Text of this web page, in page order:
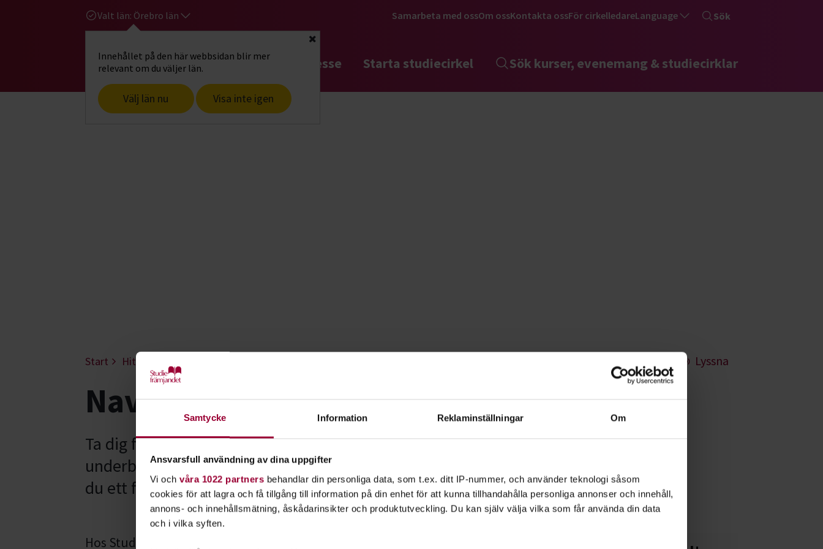
Samtycke Information Reklaminställningar Om
Ansvarsfull användning av dina uppgifter
Vi och våra 1022 partners behandlar din personliga data, som t.ex. ditt IP-nummer, och använder teknologi såsom
cookies för att lagra och få tillgång till information på din enhet för att kunna tillhandahålla personliga annonser och innehåll,
annons- och innehållsmätning, åskådarinsikter och produktutveckling. Du kan själv välja vilka som får använda din data
och i vilka syften.
Valt län: Örebro län
Innehållet på den här webbsidan blir mer
relevant om du väljer län.
Välj län nu Visa inte igen
Stäng
Samarbeta med ossOm ossKontakta ossFör cirkelledareLanguage Sök
Gå till studiefrämjandets startsidaHitta intresse Starta studiecirkel Sök kurser, evenemang & studiecirklar
Start Hitta intresse Lyssna
Navigation och förarintyg - Örebro
Ta dig fram smart och säkert bland kobbar och skär. Sommaren på havet är
underbart och det är viktigt att kunna navigation och sjövägsregler. Kanske behöver
du ett förarintyg för båt?
Hos Studiefrämjandet kan du gå en kurs eller starta en studiecirkel om du